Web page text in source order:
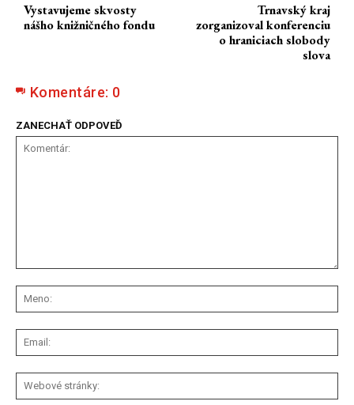
Vystavujeme skvosty
nášho knižničného fondu
Trnavský kraj
zorganizoval konferenciu
o hraniciach slobody
slova
Komentáre: 0
ZANECHAŤ ODPOVEĎ